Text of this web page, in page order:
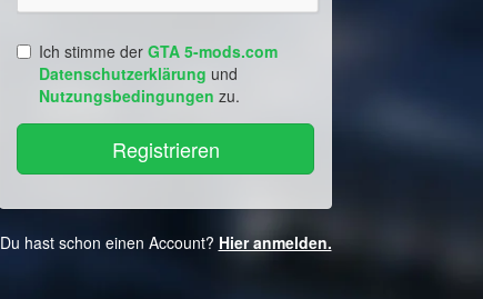
Ich stimme der GTA 5-mods.com
Datenschutzerklärung und
Nutzungsbedingungen zu.
Du hast schon einen Account? Hier anmelden.